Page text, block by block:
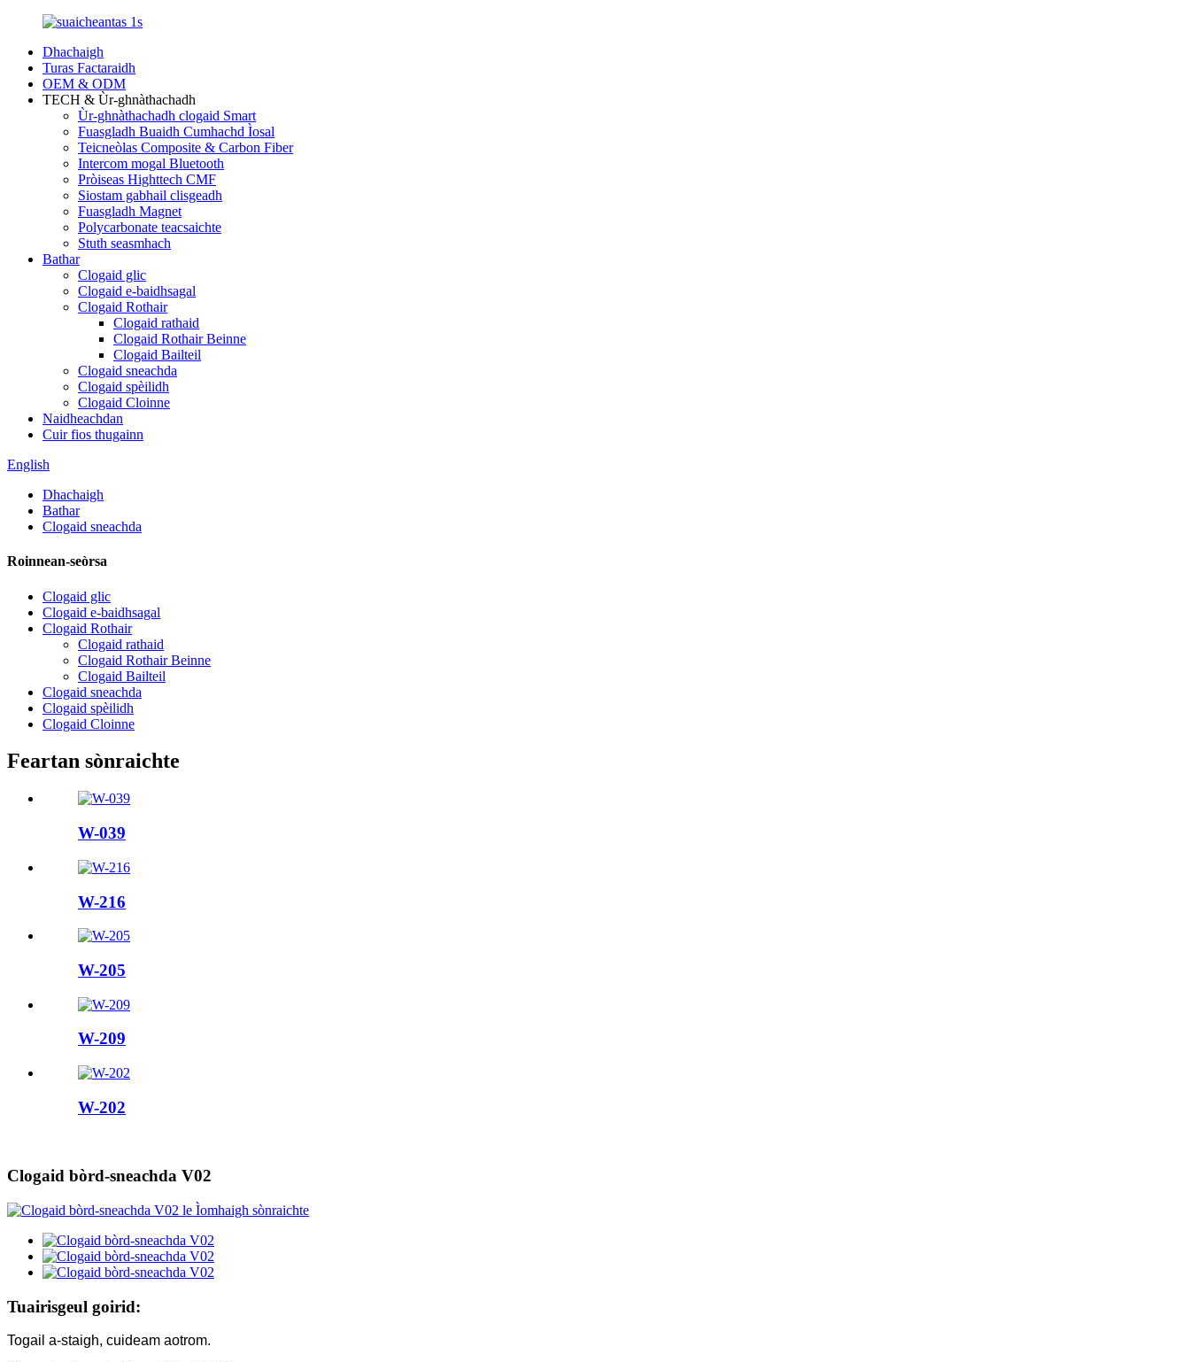
Dhachaigh
Turas Factaraidh
OEM & ODM
TECH & Ùr-ghnàthachadh
Ùr-ghnàthachadh clogaid Smart
Fuasgladh Buaidh Cumhachd Ìosal
Teicneòlas Composite & Carbon Fiber
Intercom mogal Bluetooth
Pròiseas Highttech CMF
Siostam gabhail clisgeadh
Fuasgladh Magnet
Polycarbonate teacsaichte
Stuth seasmhach
Bathar
Clogaid glic
Clogaid e-baidhsagal
Clogaid Rothair
Clogaid rathaid
Clogaid Rothair Beinne
Clogaid Bailteil
Clogaid sneachda
Clogaid spèilidh
Clogaid Cloinne
Naidheachdan
Cuir fios thugainn
English
Dhachaigh
Bathar
Clogaid sneachda
Roinnean-seòrsa
Clogaid glic
Clogaid e-baidhsagal
Clogaid Rothair
Clogaid rathaid
Clogaid Rothair Beinne
Clogaid Bailteil
Clogaid sneachda
Clogaid spèilidh
Clogaid Cloinne
Feartan sònraichte
W-039
W-216
W-205
W-209
W-202
Clogaid bòrd-sneachda V02
Tuairisgeul goirid:
Togail a-staigh, cuideam aotrom.